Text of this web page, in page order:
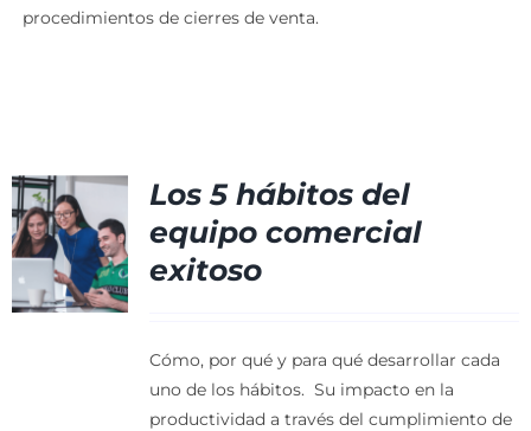
procedimientos de cierres de venta.
Los 5 hábitos del
equipo comercial
exitoso
Cómo, por qué y para qué desarrollar cada
uno de los hábitos. Su impacto en la
productividad a través del cumplimiento de